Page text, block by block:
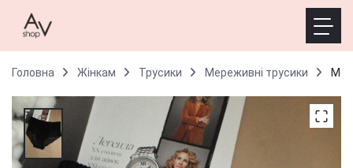
Головна Жінкам Трусики Мереживні трусики